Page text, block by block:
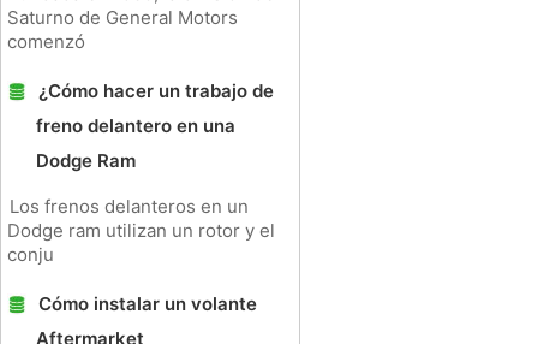
Saturno de General Motors
comenzó
¿Cómo hacer un trabajo de
freno delantero en una
Dodge Ram
Los frenos delanteros en un
Dodge ram utilizan un rotor y el
conju
Cómo instalar un volante
Aftermarket